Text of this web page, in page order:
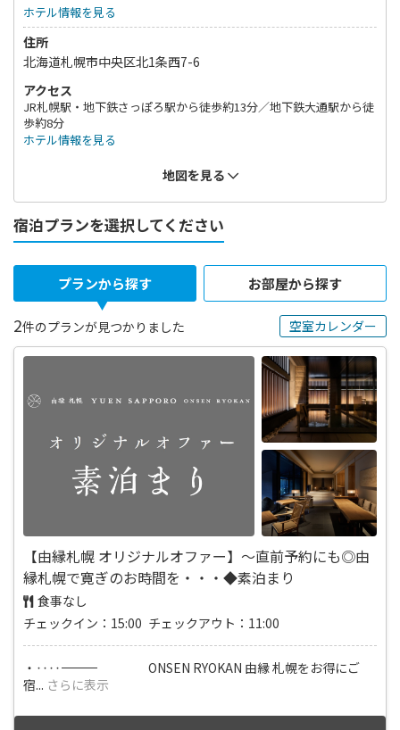
ホテル情報を見る
住所
北海道札幌市中央区北1条西7-6
アクセス
JR札幌駅・地下鉄さっぽろ駅から徒歩約13分／地下鉄大通駅から徒
歩約8分
ホテル情報を見る
地図を見る
宿泊プランを選択してください
プランから探す お部屋から探す
2件のプランが見つかりました 空室カレンダー
【由縁札幌 オリジナルオファー】～直前予約にも◎由
縁札幌で寛ぎのお時間を・・・◆素泊まり
食事なし
チェックイン：15:00 チェックアウト：11:00
・‥‥―――――――――――――――――――――――――――――――――――― ONSEN RYOKAN 由縁 札幌をお得にご
宿... さらに表示